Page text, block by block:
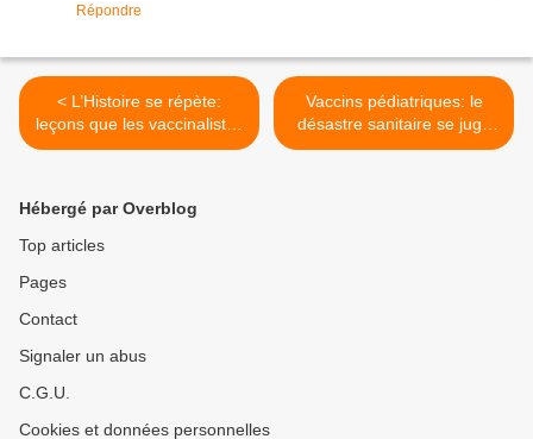
Répondre
< L’Histoire se répète:
leçons que les vaccinalistes
refusent d’apprendre
Vaccins pédiatriques: le
désastre sanitaire se juge
dans les chiffres >
Hébergé par Overblog
Top articles
Pages
Contact
Signaler un abus
C.G.U.
Cookies et données personnelles